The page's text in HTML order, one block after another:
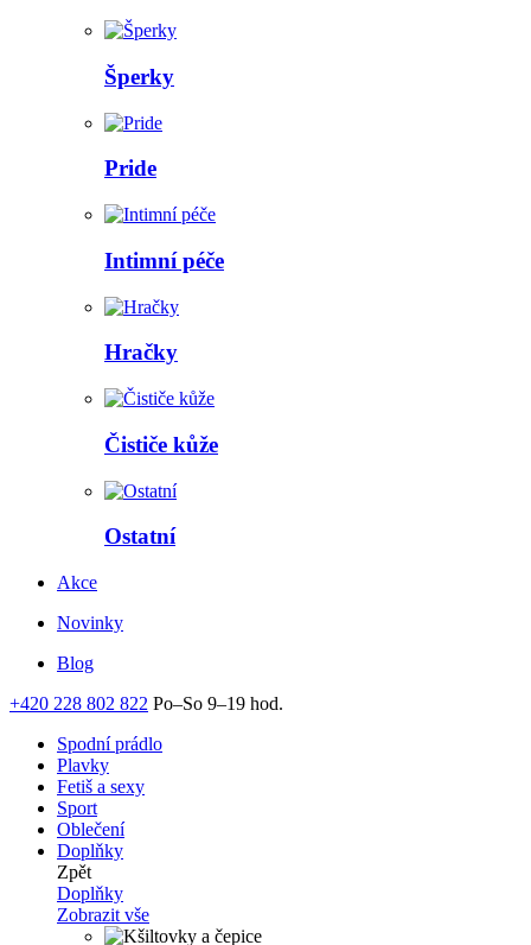
Šperky
Pride
Intimní péče
Hračky
Čističe kůže
Ostatní
Akce
Novinky
Blog
+420 228 802 822 Po–So 9–19 hod.
Spodní prádlo
Plavky
Fetiš a sexy
Sport
Oblečení
Doplňky
Zpět
Doplňky
Zobrazit vše